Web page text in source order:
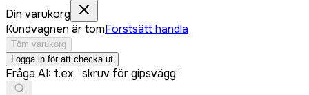
Din varukorg
Kundvagnen är tomForstsätt handla
Töm varukorg
Logga in för att checka ut
Fråga AI: t.ex. “skruv för gipsvägg”